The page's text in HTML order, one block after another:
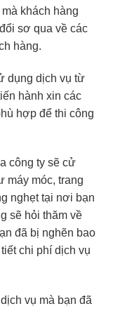
khách hàng
sơ qua về các
hàng.
dụng dịch vụ từ
hành xin các
hợp để thi công
công ty sẽ cử
máy móc, trang
nghẹt tại nơi bạn
sẽ hỏi thăm về
đã bị nghẽn bao
chi phí dịch vụ
vụ mà bạn đã